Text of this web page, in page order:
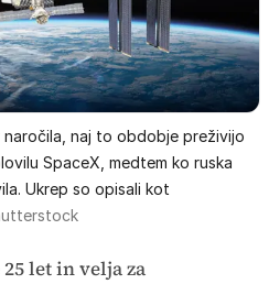
naj to obdobje preživijo
SpaceX, medtem ko ruska
Ukrep so opisali kot
let in velja za